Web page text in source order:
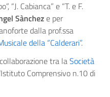
“J. Cabianca” e “T. e F.
Sàncheze per
dalla prof.ssa
della “Calderari”.
tra laSocietà
Comprensivo n.10 di